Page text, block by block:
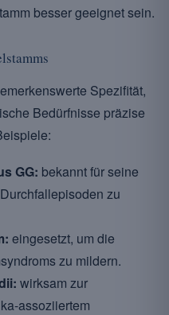
besser geeignet sein.
Spezifität,
Bedürfnisse präzise
GG: bekannt für seine
zu
eingesetzt, um die
zu mildern.
wirksam zur
assoziiertem